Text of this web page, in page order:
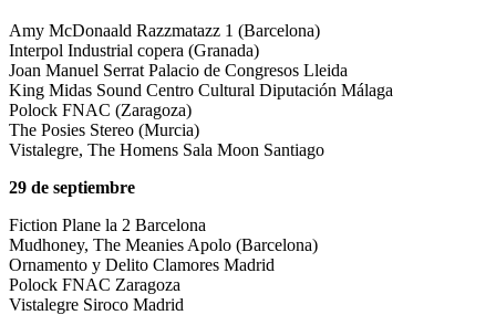
Amy McDonaald Razzmatazz 1 (Barcelona)
Interpol Industrial copera (Granada)
Joan Manuel Serrat Palacio de Congresos Lleida
King Midas Sound Centro Cultural Diputación Málaga
Polock FNAC (Zaragoza)
The Posies Stereo (Murcia)
Vistalegre, The Homens Sala Moon Santiago
29 de septiembre
Fiction Plane la 2 Barcelona
Mudhoney, The Meanies Apolo (Barcelona)
Ornamento y Delito Clamores Madrid
Polock FNAC Zaragoza
Vistalegre Siroco Madrid